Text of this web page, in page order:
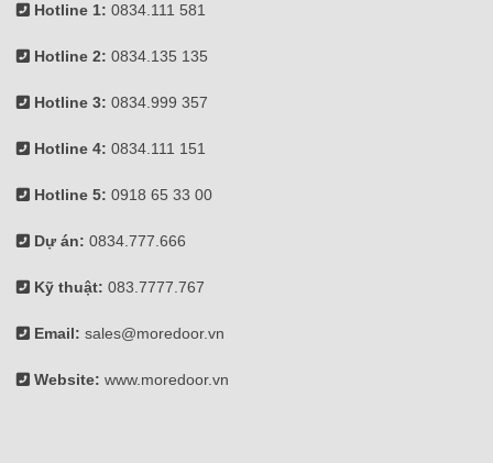
Hotline 1: 0834.111 581
Hotline 2: 0834.135 135
Hotline 3: 0834.999 357
Hotline 4: 0834.111 151
Hotline 5: 0918 65 33 00
Dự án: 0834.777.666
Kỹ thuật: 083.7777.767
Email: sales@moredoor.vn
Website: www.moredoor.vn